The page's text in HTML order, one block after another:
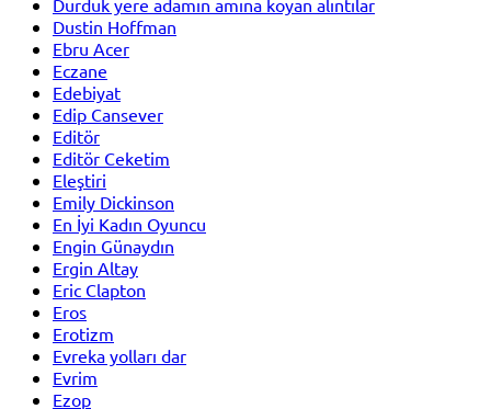
Dustin Hoffman
Ebru Acer
Eczane
Edebiyat
Edip Cansever
Editör
Editör Ceketim
Eleştiri
Emily Dickinson
En İyi Kadın Oyuncu
Engin Günaydın
Ergin Altay
Eric Clapton
Eros
Erotizm
Evreka yolları dar
Evrim
Ezop